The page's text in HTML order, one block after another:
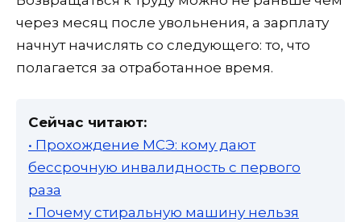
через месяц после увольнения, а зарплату
начнут начислять со следующего: то, что
полагается за отработанное время.
Сейчас читают:
• Прохождение МСЭ: кому дают
бессрочную инвалидность с первого
раза
• Почему стиральную машину нельзя